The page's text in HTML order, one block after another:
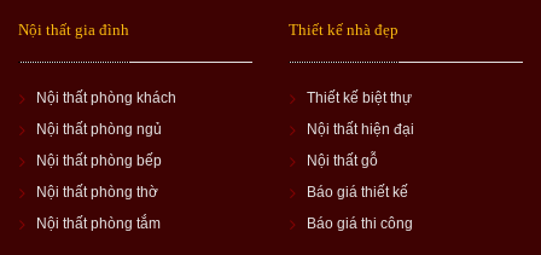
Nội thất gia đình
Nội thất phòng khách
Nội thất phòng ngủ
Nội thất phòng bếp
Nội thất phòng thờ
Nội thất phòng tắm
Thiết kế nhà đẹp
Thiết kế biệt thự
Nội thất hiện đại
Nội thất gỗ
Báo giá thiết kế
Báo giá thi công